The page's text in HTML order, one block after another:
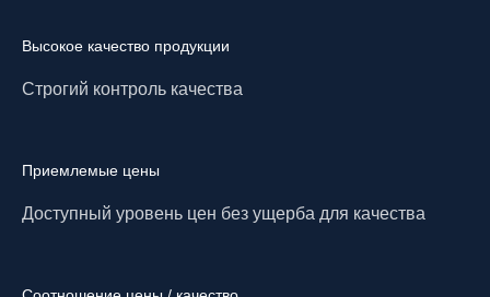
Высокое качество продукции
Строгий контроль качества
Приемлемые цены
Доступный уровень цен без ущерба для качества